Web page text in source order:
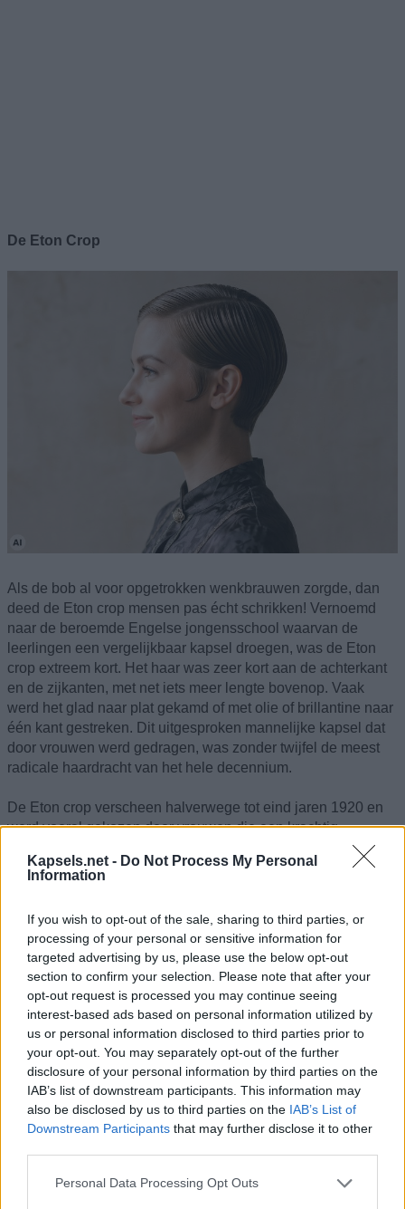
Kapsels.net - Do Not Process My Personal
Information
If you wish to opt-out of the sale, sharing to third parties, or
processing of your personal or sensitive information for
targeted advertising by us, please use the below opt-out
section to confirm your selection. Please note that after your
opt-out request is processed you may continue seeing
interest-based ads based on personal information utilized by
us or personal information disclosed to third parties prior to
your opt-out. You may separately opt-out of the further
disclosure of your personal information by third parties on the
IAB’s list of downstream participants. This information may
also be disclosed by us to third parties on the IAB’s List of
Downstream Participants that may further disclose it to other
Personal Data Processing Opt Outs
De Eton Crop
Als de bob al voor opgetrokken wenkbrauwen zorgde, dan
deed de Eton crop mensen pas écht schrikken! Vernoemd
naar de beroemde Engelse jongensschool waarvan de
leerlingen een vergelijkbaar kapsel droegen, was de Eton
crop extreem kort. Het haar was zeer kort aan de achterkant
en de zijkanten, met net iets meer lengte bovenop. Vaak
werd het glad naar plat gekamd of met olie of brillantine naar
één kant gestreken. Dit uitgesproken mannelijke kapsel dat
door vrouwen werd gedragen, was zonder twijfel de meest
radicale haardracht van het hele decennium.
De Eton crop verscheen halverwege tot eind jaren 1920 en
werd vooral gekozen door vrouwen die een krachtig
statement wilden maken over hun onafhankelijkheid en
moderniteit. Het kapsel was met name populair binnen
en vrijdenkers.
Waarom koos een vrouw destijds voor zo’n extreem kort
kapsel, in een tijd waarin zelfs de gewone bob nog als
schokkend werd gezien? Voor sommigen was het puur een
esthetische keuze, omdat ze de strakke uitstraling prachtig
vonden. Voor anderen was de Eton crop een bewuste
provocatie van de traditionele ideeën over vrouwelijkheid.
Het kapsel straalde als het ware uit: "Ik ga mijn
vrouwelijkheid niet benadrukken om anderen gerust te
stellen. Ik zie er precies zo uit als ik zelf wil."